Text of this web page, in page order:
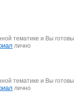
тематике и Вы готовы
лично
тематике и Вы готовы
лично